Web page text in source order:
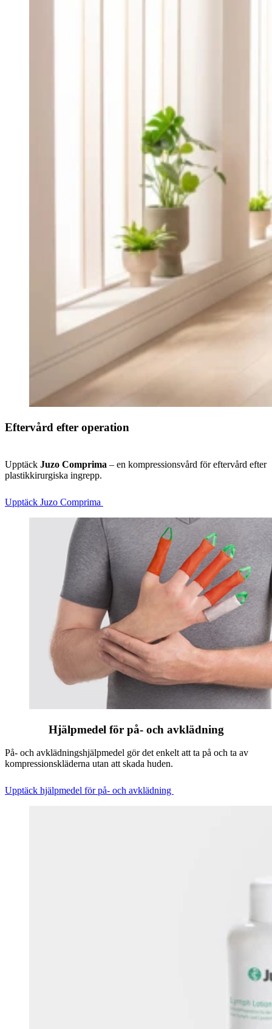
Eftervård efter operation
Upptäck Juzo Comprima – en kompressionsvård för eftervård efter
plastikkirurgiska ingrepp.
Upptäck Juzo Comprima
Hjälpmedel för på- och avklädning
På- och avklädningshjälpmedel gör det enkelt att ta på och ta av
kompressionskläderna utan att skada huden.
Upptäck hjälpmedel för på- och avklädning